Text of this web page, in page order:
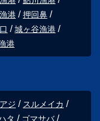
港
押回鼻
城ヶ谷漁港
港
ジ
スルメイカ
タ
ゴマサバ